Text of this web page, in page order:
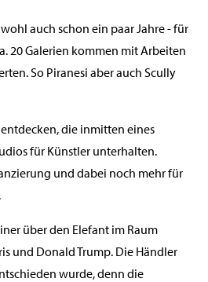
auch schon ein paar Jahre - für
20 Galerien kommen mit Arbeiten
So Piranesi aber auch Scully
die inmitten eines
für Künstler unterhalten.
und dabei noch mehr für
über den Elefant im Raum
und Donald Trump. Die Händler
wurde, denn die